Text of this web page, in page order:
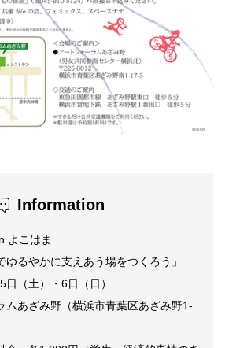
Information
よこはま
るやかに支えあう場をつくろう」
（土）・6日（日）
ムあざみ野（横浜市青葉区あざみ野1-